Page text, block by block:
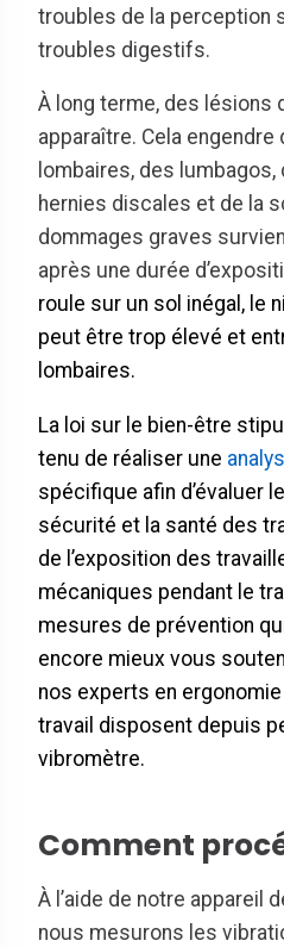
troubles de la perception
troubles digestifs.
À long terme, des lésions
apparaître. Cela
lombaires, des lumbagos,
hernies discales et de la
dommages graves
après une durée
roule sur un sol inégal, le
peut être trop élevé et
lombaires.
La loi sur le bien-être
tenu de réaliser une
spécifique afin d’évaluer
sécurité et la santé des
de l’exposition des
mécaniques pendant le
mesures de prévention
encore mieux vous
nos experts en
travail disposent depuis
vibromètre.
Comment
À l’aide de notre appareil
nous mesurons les